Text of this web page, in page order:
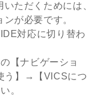
ただくためには、
が必要です。
対応に切り替わ
【ナビゲーショ
う】→【VICSにつ
。